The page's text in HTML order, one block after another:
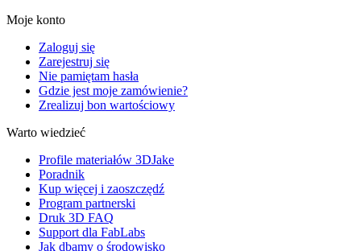
Moje konto
Zaloguj się
Zarejestruj się
Nie pamiętam hasła
Gdzie jest moje zamówienie?
Zrealizuj bon wartościowy
Warto wiedzieć
Profile materiałów 3DJake
Poradnik
Kup więcej i zaoszczędź
Program partnerski
Druk 3D FAQ
Support dla FabLabs
Jak dbamy o środowisko